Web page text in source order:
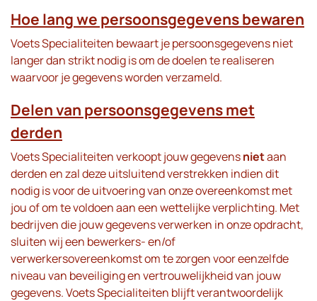
Hoe lang we persoonsgegevens bewaren
Voets Specialiteiten bewaart je persoonsgegevens niet
langer dan strikt nodig is om de doelen te realiseren
waarvoor je gegevens worden verzameld.
Delen van persoonsgegevens met
derden
Voets Specialiteiten verkoopt jouw gegevensnietaan
derden en zal deze uitsluitend verstrekken indien dit
nodig is voor de uitvoering van onze overeenkomst met
jou of om te voldoen aan een wettelijke verplichting. Met
bedrijven die jouw gegevens verwerken in onze opdracht,
sluiten wij een bewerkers- en/of
verwerkersovereenkomst om te zorgen voor eenzelfde
niveau van beveiliging en vertrouwelijkheid van jouw
gegevens. Voets Specialiteiten blijft verantwoordelijk